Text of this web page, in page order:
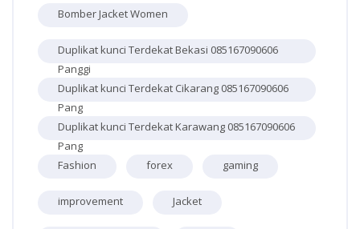
Bomber Jacket Women
Duplikat kunci Terdekat Bekasi 085167090606
Panggi
Duplikat kunci Terdekat Cikarang 085167090606
Pang
Duplikat kunci Terdekat Karawang 085167090606
Pang
Fashion
forex gaming
improvement Jacket